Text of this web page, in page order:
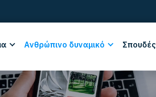
Ανθρώπινο δυναμικό Σπουδές